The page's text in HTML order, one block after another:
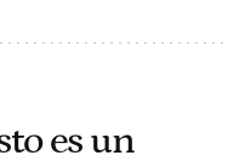
es un